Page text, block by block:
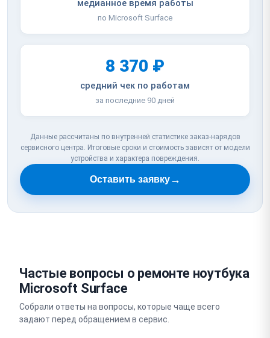
медианное время работы
по Microsoft Surface
8 370 ₽
средний чек по работам
за последние 90 дней
Данные рассчитаны по внутренней статистике заказ-нарядов
сервисного центра. Итоговые сроки и стоимость зависят от модели
устройства и характера повреждения.
Оставить заявку→
Частые вопросы о ремонте ноутбука
Microsoft Surface
Собрали ответы на вопросы, которые чаще всего
задают перед обращением в сервис.